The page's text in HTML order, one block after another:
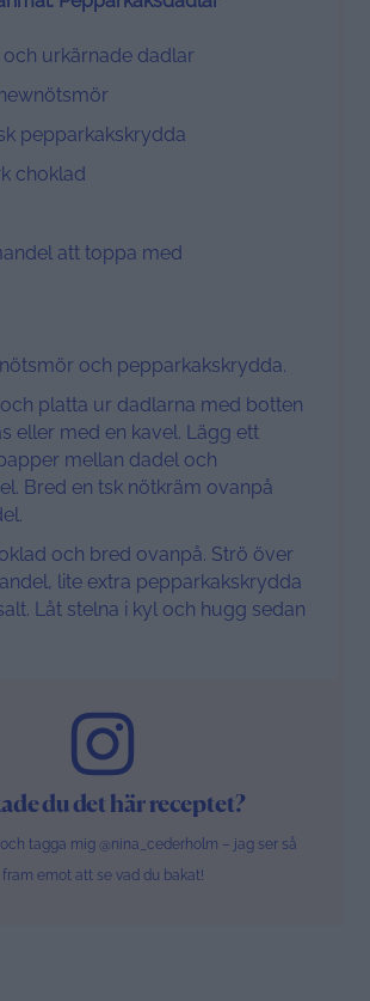
och urkärnade dadlar
pepparkakskrydda
choklad
att toppa med
och pepparkakskrydda.
platta ur dadlarna med botten
eller med en kavel. Lägg ett
mellan dadel och
Bred en tsk nötkräm ovanpå
och bred ovanpå. Strö över
lite extra pepparkakskrydda
Låt stelna i kyl och hugg sedan
du det här receptet?
tagga mig @nina_cederholm – jag ser så
fram emot att se vad du bakat!